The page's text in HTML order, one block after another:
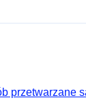
przetwarzane